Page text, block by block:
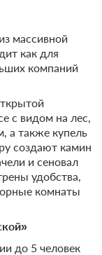
массивной
как для
компаний
с видом на лес,
а также купель
создают камин
и сеновал
удобства,
комнаты
до 5 человек